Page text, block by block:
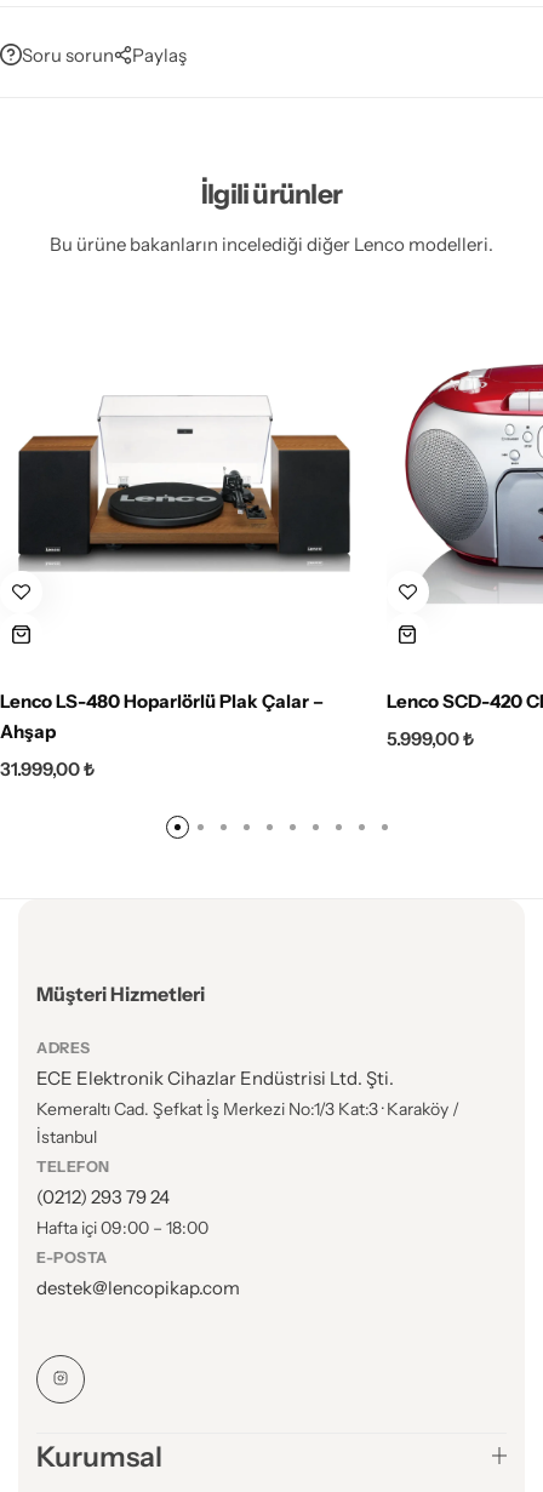
Soru sorun Paylaş
İlgili ürünler
Bu ürüne bakanların incelediği diğer Lenco modelleri.
Lenco LS-480 Hoparlörlü Plak Çalar –
Ahşap
31.999,00₺
Lenco SCD-420
5.999,00₺
Müşteri Hizmetleri
ADRES
ECE Elektronik Cihazlar Endüstrisi Ltd. Şti.
Kemeraltı Cad. Şefkat İş Merkezi No:1/3 Kat:3 · Karaköy /
İstanbul
TELEFON
(0212) 293 79 24
Hafta içi 09:00 – 18:00
E-POSTA
destek@lencopikap.com
Kurumsal